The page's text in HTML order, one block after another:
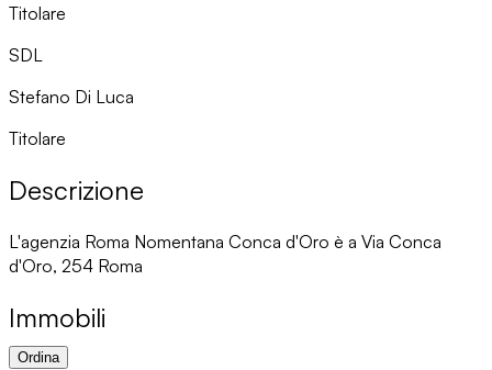
Titolare
SDL
Stefano Di Luca
Titolare
Descrizione
L'agenzia Roma Nomentana Conca d'Oro è a Via Conca
d'Oro, 254 Roma
Immobili
Ordina